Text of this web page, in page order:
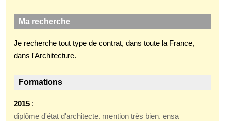
Ma recherche
Je recherche tout type de contrat, dans toute la France,
dans l'Architecture.
Formations
2015 :
diplôme d'état d'architecte. mention très bien. ensa